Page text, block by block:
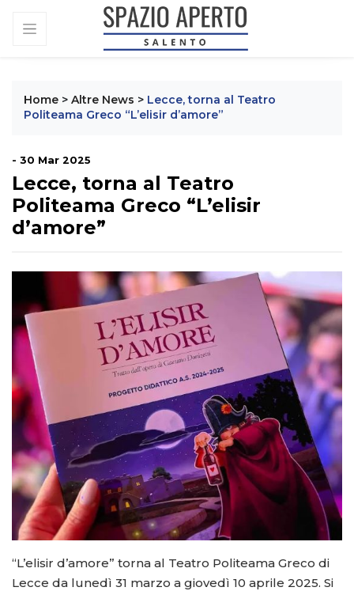
Home > Altre News > Lecce, torna al Teatro
Politeama Greco “L’elisir d’amore”
- 30 Mar 2025
Lecce, torna al Teatro
Politeama Greco “L’elisir
d’amore”
“L’elisir d’amore” torna al Teatro Politeama Greco di
Lecce da lunedì 31 marzo a giovedì 10 aprile 2025. Si